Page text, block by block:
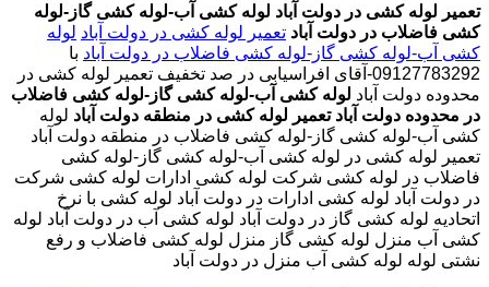
تعمیر لوله کشی در دولت آباد لوله کشی آب-لوله کشی گاز-لوله
کشی فاضلاب در دولت آباد تعمیر لوله کشی در دولت آباد لوله
کشی آب-لوله کشی گاز-لوله کشی فاضلاب در دولت آباد با
09127783292-آقای افراسیابی در صد تخفیف
تعمیر لوله کشی در
محدوده دولت آباد لوله کشی آب-لوله کشی گاز-لوله کشی فاضلاب
در محدوده دولت آباد تعمیر لوله کشی در منطقه دولت آباد لوله
کشی آب-لوله کشی گاز-لوله کشی فاضلاب در منطقه دولت آباد
تعمیر لوله کشی در لوله کشی آب-لوله کشی گاز-لوله کشی
فاضلاب در لوله کشی شرکت لوله کشی ادارات لوله کشی شرکت
در دولت آباد لوله کشی ادارات در دولت آباد لوله کشی با نرخ
اتحادیه لوله کشی گاز در دولت آباد لوله کشی آب در دولت آباد لوله
کشی آب منزل لوله کشی گاز منزل لوله کشی فاضلاب و رفع
نشتی لوله لوله کشی آب منزل در دولت آباد